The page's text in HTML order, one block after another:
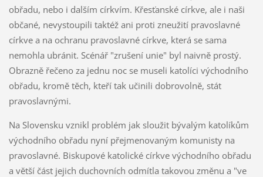
obřadu, nebo i dalším církvím. Křesťanské církve, ale i naši
občané, nevystoupili taktéž ani proti zneužití pravoslavné
církve a na ochranu pravoslavné církve, která se sama
nemohla ubránit. Scénář "zrušení unie" byl naivně prostý.
Obrazně řečeno za jednu noc se museli katolíci východního
obřadu, kromě těch, kteří tak učinili dobrovolně, stát
pravoslavnými.
Na Slovensku vznikl problém jak sloužit bývalým katolíkům
východního obřadu nyní přejmenovaným komunisty na
pravoslavné. Biskupové katolické církve východního obřadu
a větší část jejich duchovních odmítla takovou změnu a "ve